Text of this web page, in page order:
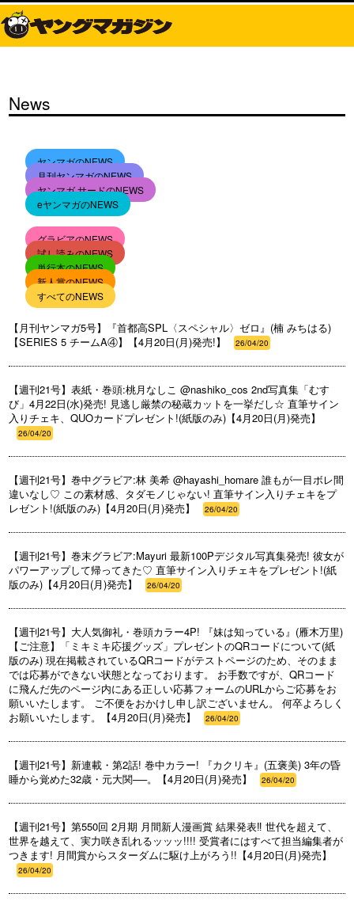
News
ヤンマガのNEWS
月刊ヤンマガのNEWS
ヤンマガ サードのNEWS
eヤンマガのNEWS
グラビアのNEWS
試し読みのNEWS
単行本のNEWS
新人賞のNEWS
すべてのNEWS
【月刊ヤンマガ5号】『首都高SPL〈スペシャル〉ゼロ』(楠 みちはる)
【SERIES 5 チームA④】【4月20日(月)発売!】
26/04/20
【週刊21号】表紙・巻頭:桃月なしこ @nashiko_cos 2nd写真集「むす
び」4月22日(水)発売! 見逃し厳禁の秘蔵カットを一挙だし☆ 直筆サイン
入りチェキ、QUOカードプレゼント!(紙版のみ)【4月20日(月)発売】
26/04/20
【週刊21号】巻中グラビア:林 美希 @hayashi_homare 誰もが一目ボレ間
違いなし♡ この素材感、タダモノじゃない! 直筆サイン入りチェキをプ
レゼント!(紙版のみ)【4月20日(月)発売】
26/04/20
【週刊21号】巻末グラビア:Mayuri 最新100Pデジタル写真集発売! 彼女が
パワーアップして帰ってきた♡ 直筆サイン入りチェキをプレゼント!(紙
版のみ)【4月20日(月)発売】
26/04/20
【週刊21号】大人気御礼・巻頭カラー4P! 『妹は知っている』(雁木万里)
【ご注意】「ミキミキ応援グッズ」プレゼントのQRコードについて(紙
版のみ) 現在掲載されているQRコードがテストページのため、そのまま
では応募ができない状態となっております。 お手数ですが、QRコード
に飛んだ先のページ内にある正しい応募フォームのURLからご応募をお
願いいたします。 ご不便をおかけし申し訳ございません。 何卒よろしく
お願いいたします。【4月20日(月)発売】
26/04/20
【週刊21号】新連載・第2話! 巻中カラー! 『カクリキ』(五褒美) 3年の昏
睡から覚めた32歳・元大関──。【4月20日(月)発売】
26/04/20
【週刊21号】第550回 2月期 月間新人漫画賞 結果発表‼ 世代を超えて、
世界を越えて、実力咲き乱れるッッッ!!!! 受賞者にはすべて担当編集者が
つきます! 月間賞からスターダムに駆け上がろう!!【4月20日(月)発売】
26/04/20